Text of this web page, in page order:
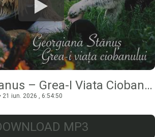
Georgiana Stanus – Grea-I Viata Ciobanului
iun. 2026 , 6:54:50
MP3